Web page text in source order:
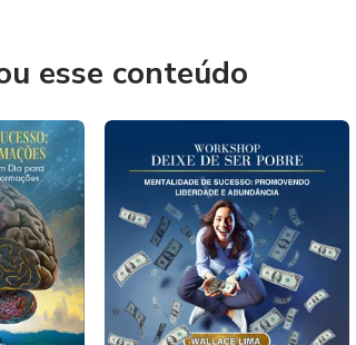
esse conteúdo